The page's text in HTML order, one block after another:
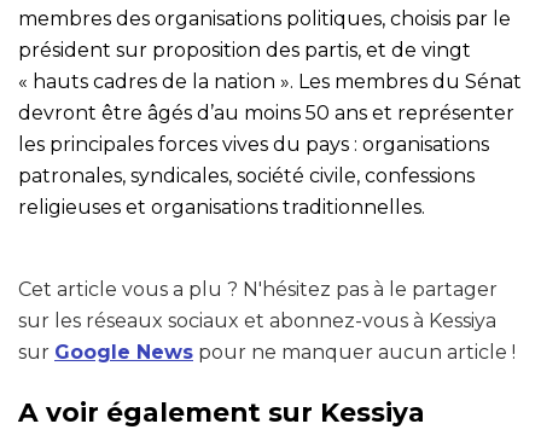
membres des organisations politiques, choisis par le
président sur proposition des partis, et de vingt
« hauts cadres de la nation ». Les membres du Sénat
devront être âgés d’au moins 50 ans et représenter
les principales forces vives du pays : organisations
patronales, syndicales, société civile, confessions
religieuses et organisations traditionnelles.
Cet article vous a plu ? N'hésitez pas à le partager
sur les réseaux sociaux et abonnez-vous à Kessiya
sur Google News pour ne manquer aucun article !
A voir également sur Kessiya